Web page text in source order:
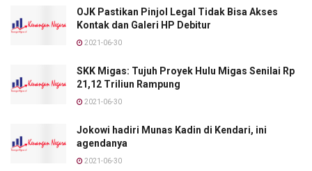
OJK Pastikan Pinjol Legal Tidak Bisa Akses
Kontak dan Galeri HP Debitur
2021-06-30
SKK Migas: Tujuh Proyek Hulu Migas Senilai Rp
21,12 Triliun Rampung
2021-06-30
Jokowi hadiri Munas Kadin di Kendari, ini
agendanya
2021-06-30